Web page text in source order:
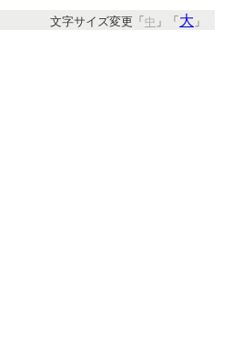
文字サイズ変更「中 」「大 」